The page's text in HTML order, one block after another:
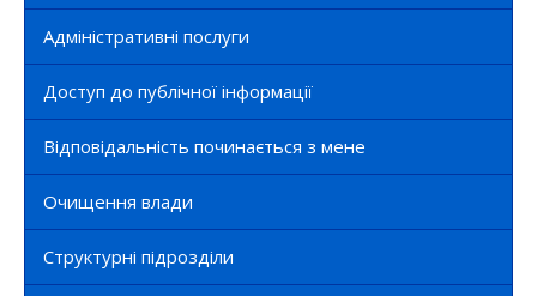
Адміністративні послуги
Доступ до публічної інформації
Відповідальність починається з мене
Очищення влади
Структурні підрозділи